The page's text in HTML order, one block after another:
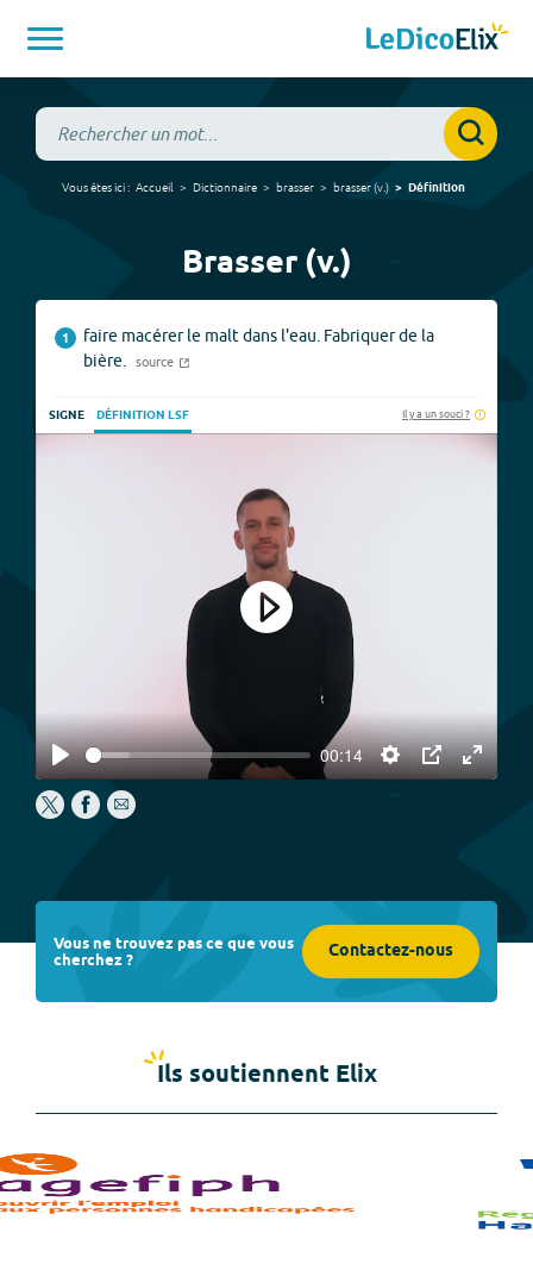
Vous êtes ici : Accueil Dictionnaire brasser brasser(v.) Définition
Brasser (v.)
1
faire macérer le malt dans l'eau. Fabriquer de la
bière.
source
SIGNE DÉFINITION LSF Il y a un souci ?
Play
00:14
Settings
PIP
Enter
Play
Vous ne trouvez pas ce que vous
cherchez ? Contactez-nous
Ils soutiennent Elix